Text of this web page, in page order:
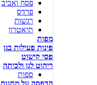
פסח ואביב
פרדס
רגשות
תיאטרון
מפות
פינות פעילות בגן
פסי קישוט
ריהוט לגן ולכיתה
ספות
הדפסה על מתנות